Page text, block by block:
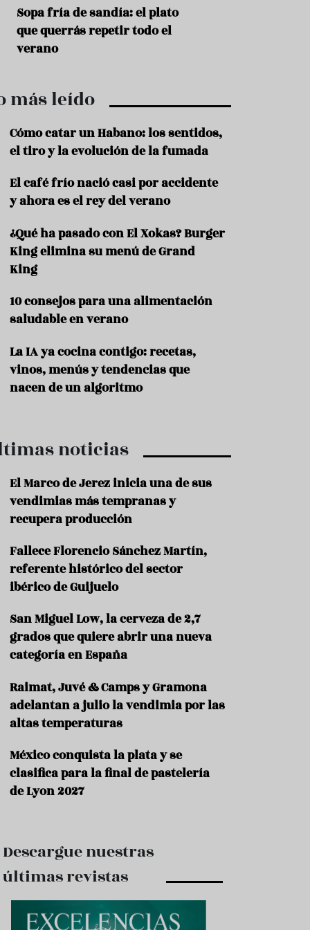
t
m
R
e
S
u
d
o
d
o
n
e
s
r
a
n
F
n
Sopa fría de sandía: el plato
que querrás repetir todo el
verano
más leído
Cómo catar un Habano: los sentidos,
el tiro y la evolución de la fumada
El café frío nació casi por accidente
y ahora es el rey del verano
¿Qué ha pasado con El Xokas? Burger
King elimina su menú de Grand
King
10 consejos para una alimentación
saludable en verano
La IA ya cocina contigo: recetas,
vinos, menús y tendencias que
nacen de un algoritmo
noticias
El Marco de Jerez inicia una de sus
vendimias más tempranas y
recupera producción
Fallece Florencio Sánchez Martín,
referente histórico del sector
ibérico de Guijuelo
San Miguel Low, la cerveza de 2,7
grados que quiere abrir una nueva
categoría en España
Raimat, Juvé & Camps y Gramona
adelantan a julio la vendimia por las
altas temperaturas
México conquista la plata y se
clasifica para la final de pastelería
de Lyon 2027
Descargue nuestras
últimas revistas